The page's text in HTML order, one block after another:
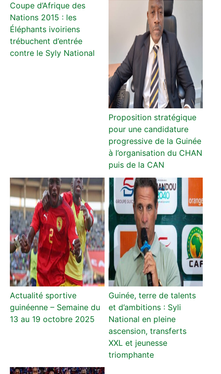
Coupe d’Afrique des
Nations 2015 : les
Éléphants ivoiriens
trébuchent d’entrée
contre le Syly National
Proposition stratégique
pour une candidature
progressive de la Guinée
à l’organisation du CHAN
puis de la CAN
Actualité sportive
guinéenne – Semaine du
13 au 19 octobre 2025
Guinée, terre de talents
et d’ambitions : Syli
National en pleine
ascension, transferts
XXL et jeunesse
triomphante